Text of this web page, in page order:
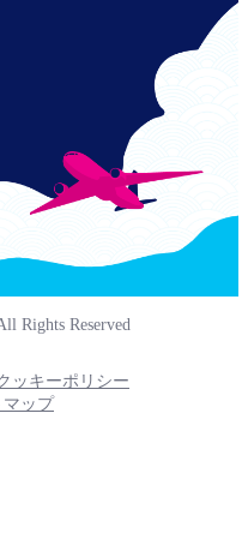
Rights Reserved
ッキーポリシー
ップ